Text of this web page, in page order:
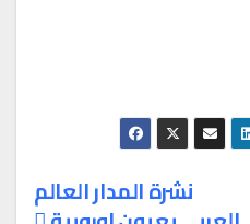
نشرة المدار العالم